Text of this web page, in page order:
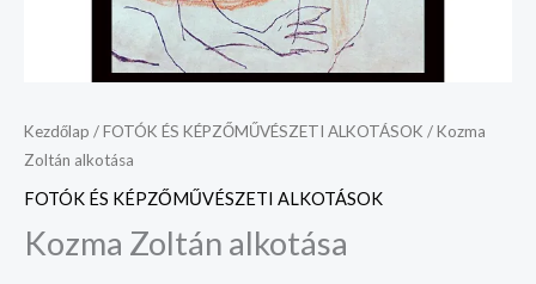
Kezdőlap /FOTÓK ÉS KÉPZŐMŰVÉSZETI ALKOTÁSOK / Kozma
Zoltán alkotása
FOTÓK ÉS KÉPZŐMŰVÉSZETI ALKOTÁSOK
Kozma Zoltán alkotása